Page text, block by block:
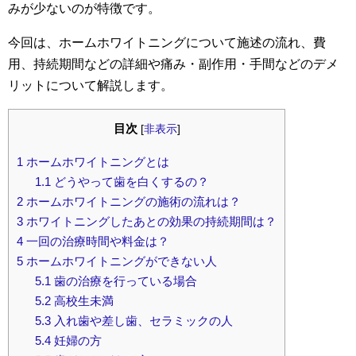
みが少ないのが特徴です。
今回は、ホームホワイトニングについて施述の流れ、費
用、持続期間などの詳細や痛み・副作用・手間などのデメ
リットについて解説します。
目次 [非表示]
1 ホームホワイトニングとは
1.1 どうやって歯を白くするの？
2 ホームホワイトニングの施術の流れは？
3 ホワイトニングしたあとの効果の持続期間は？
4 一回の治療時間や料金は？
5 ホームホワイトニングができない人
5.1 歯の治療を行っている場合
5.2高校生未満
5.3入れ歯や差し歯、セラミックの人
5.4妊婦の方